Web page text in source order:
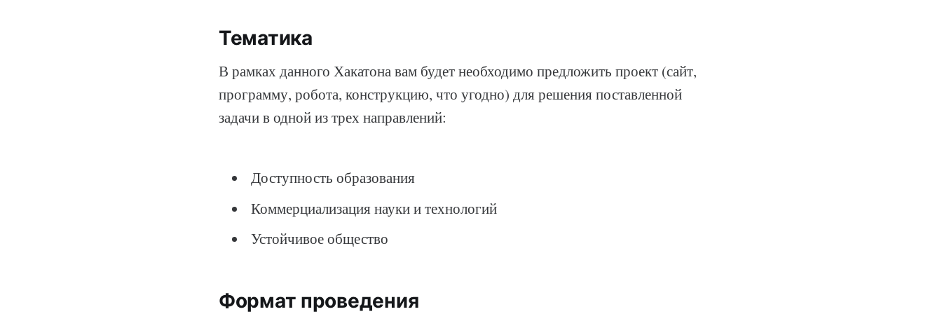
Тематика
В рамках данного Хакатона вам будет необходимо предложить проект (сайт,
программу, робота, конструкцию, что угодно) для решения поставленной
задачи в одной из трех направлений:
Доступность образования
Коммерциализация науки и технологий
Устойчивое общество
Формат проведения